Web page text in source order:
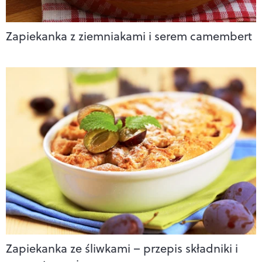
Zapiekanka z ziemniakami i serem camembert
Zapiekanka ze śliwkami – przepis składniki i